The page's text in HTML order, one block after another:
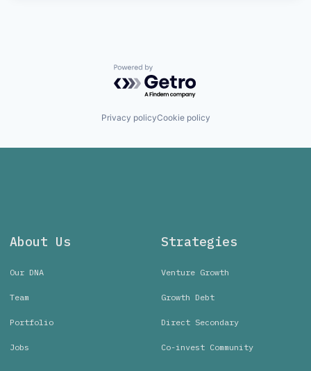
Powered by Getro.com
Privacy policyCookie policy
About Us
Our DNA
Team
Portfolio
Jobs
Strategies
Venture Growth
Growth Debt
Direct Secondary
Co-invest Community